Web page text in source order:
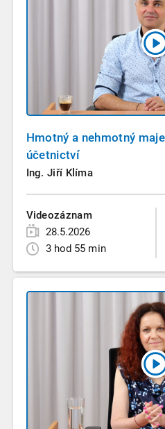
Hmotný a nehmotný
účetnictví
Ing. Jiří Klíma
Videozáznam
28.5.2026
3 hod 55 min